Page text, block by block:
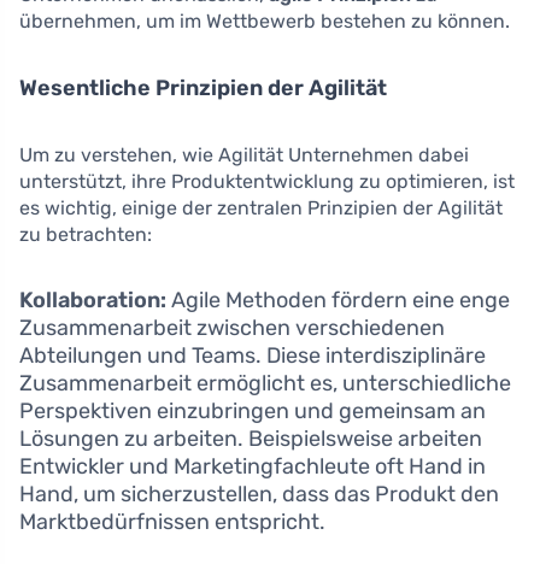
übernehmen, um im Wettbewerb bestehen zu können.
Wesentliche Prinzipien der Agilität
Um zu verstehen, wie Agilität Unternehmen dabei
unterstützt, ihre Produktentwicklung zu optimieren, ist
es wichtig, einige der zentralen Prinzipien der Agilität
zu betrachten:
Kollaboration: Agile Methoden fördern eine enge
Zusammenarbeit zwischen verschiedenen
Abteilungen und Teams. Diese interdisziplinäre
Zusammenarbeit ermöglicht es, unterschiedliche
Perspektiven einzubringen und gemeinsam an
Lösungen zu arbeiten. Beispielsweise arbeiten
Entwickler und Marketingfachleute oft Hand in
Hand, um sicherzustellen, dass das Produkt den
Marktbedürfnissen entspricht.